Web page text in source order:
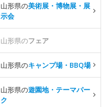
山形県の美術展・博物展・展
示会
山形県のフェア
山形県のキャンプ場・BBQ場
山形県の遊園地・テーマパー
ク